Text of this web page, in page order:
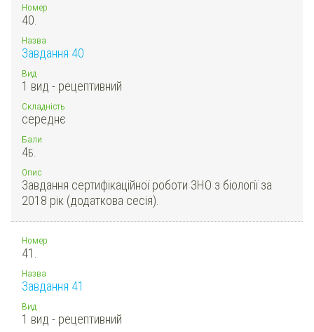
Номер
40.
Назва
Завдання 40
Вид
1 вид - рецептивний
Складність
середнє
Бали
4Б.
Опис
Завдання сертифікаційної роботи ЗНО з біології за
2018 рік (додаткова сесія).
Номер
41.
Назва
Завдання 41
Вид
1 вид - рецептивний